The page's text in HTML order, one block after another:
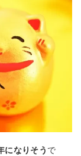
になりそう で